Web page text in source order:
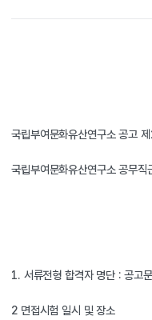
국립부여문화유산연구소 공고
국립부여문화유산연구소 공무
1. 서류전형 합격자 명단 : 공고
2 면접시험 일시 및 장소